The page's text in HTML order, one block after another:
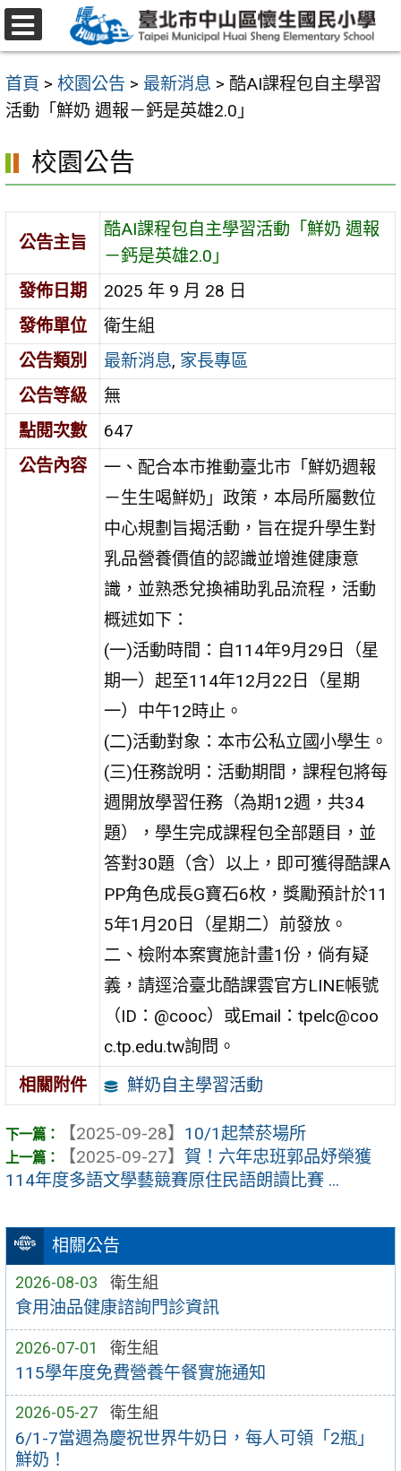
跳
至
要
內
區
首頁 > 校園公告 > 最新消息 > 酷AI課程包自主學習
活動「鮮奶 週報－鈣是英雄2.0」
相關公告
2026-08-03 衛生組
食用油品健康諮詢門診資訊
2026-07-01 衛生組
115學年度免費營養午餐實施通知
2026-05-27 衛生組
6/1-7當週為慶祝世界牛奶日，每人可領「2瓶」
鮮奶！
校園公告
公告主旨
酷AI課程包自主學習活動「鮮奶 週報
－鈣是英雄2.0」
發佈日期
2025 年 9 月 28 日
發佈單位
衛生組
公告類別
最新消息, 家長專區
公告等級
無
點閱次數
647
公告內容
一、配合本市推動臺北市「鮮奶週報
－生生喝鮮奶」政策，本局所屬數位
中心規劃旨揭活動，旨在提升學生對
乳品營養價值的認識並增進健康意
識，並熟悉兌換補助乳品流程，活動
概述如下：
(一)活動時間：自114年9月29日（星
期一）起至114年12月22日（星期
一）中午12時止。
(二)活動對象：本市公私立國小學生。
(三)任務說明：活動期間，課程包將每
週開放學習任務（為期12週，共34
題），學生完成課程包全部題目，並
答對30題（含）以上，即可獲得酷課A
PP角色成長G寶石6枚，獎勵預計於11
5年1月20日（星期二）前發放。
二、檢附本案實施計畫1份，倘有疑
義，請逕洽臺北酷課雲官方LINE帳號
（ID：@cooc）或Email：tpelc@coo
c.tp.edu.tw詢問。
相關附件
鮮奶自主學習活動
【2025-09-28】 10/1起禁菸場所
【2025-09-27】 賀！六年忠班郭品妤榮獲
114年度多語文學藝競賽原住民語朗讀比賽 ...
選
單